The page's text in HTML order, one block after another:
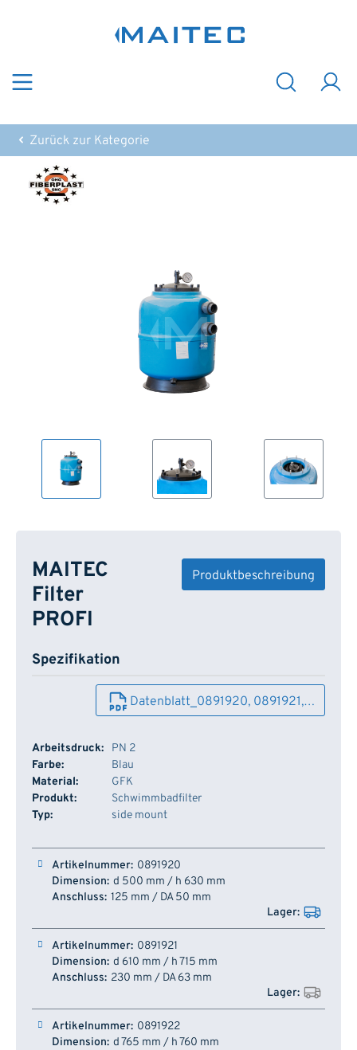
Zurück zur Kategorie
MAITEC
Filter
PROFI
Produktbeschreibung
Spezifikation
Datenblatt_0891920, 0891921,…
Arbeitsdruck:
PN 2
Farbe:
Blau
Material:
GFK
Produkt:
Schwimmbadfilter
Typ:
side mount
Artikelnummer Dimension
0891920
d 500 mm / h 630 mm
125 mm / DA 50 mm
0891921
d 610 mm / h 715 mm
230 mm / DA 63 mm
0891922
d 765 mm / h 760 mm